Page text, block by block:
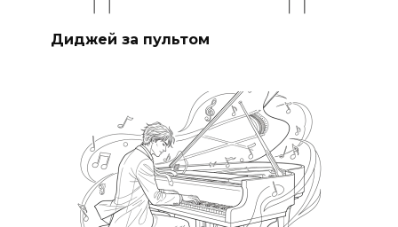
Диджей за пультом